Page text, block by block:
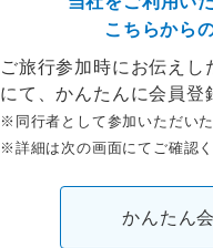
こちらから
ご旅行参加時にお伝え
にて、かんたんに会員登
※同行者として参加いただいた
※詳細は次の画面にてご確認く
かんたん